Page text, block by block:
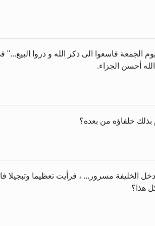
الجمعة فاسعوا الى ذكر الله و ذروا
أحسن الجزاء.
بذلك خلفاؤه من بعده؟
دخل الخليفة مسرور... ، فرأيت تعظيما
هذا؟